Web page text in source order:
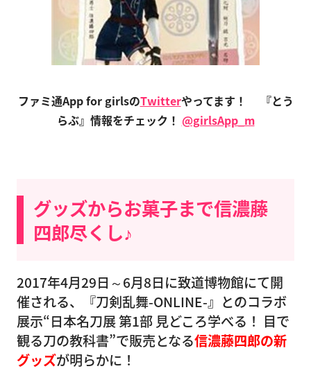
ファミ通App for girlsのTwitterやってます！
『とう
らぶ』情報をチェック！ @girlsApp_m
グッズからお菓子まで信濃藤
四郎尽くし♪
2017年4月29日～6月8日に致道博物館にて開
催される、『刀剣乱舞-ONLINE-』とのコラボ
展示“日本名刀展 第1部 見どころ学べる！ 目で
観る刀の教科書”で販売となる信濃藤四郎の新
グッズが明らかに！